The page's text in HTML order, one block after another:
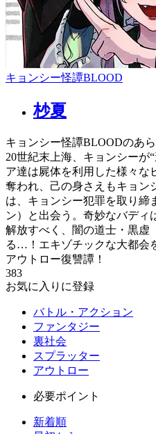
キョンシー怪譚BLOOD
杪夏
キョンシー怪譚BLOODのあ
20世紀末上海、キョンシーが
ア達は屍体を利用した様々な
奪われ、己の身さえもキョン
は、キョンシー犯罪を取り締
ン）と出会う。奇妙なバディ
解放すべく、闇の道士・黒虚
る…！エキゾチックな大都会
アウトロー復讐譚！
383
お気に入りに登録
バトル・アクション
ファンタジー
裏社会
スプラッター
アウトロー
必要ポイント
新着順